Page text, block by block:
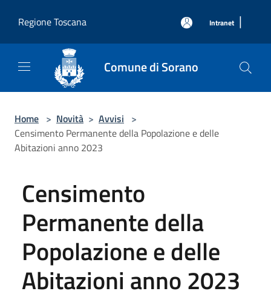
Regione Toscana
Intranet |
Comune di Sorano
Home > Novità > Avvisi >
Censimento Permanente della Popolazione e delle
Abitazioni anno 2023
Censimento
Permanente della
Popolazione e delle
Abitazioni anno 2023